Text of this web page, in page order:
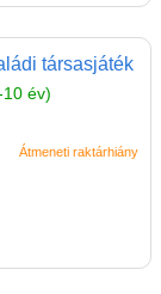
társasjáték
év)
Átmeneti raktárhiány